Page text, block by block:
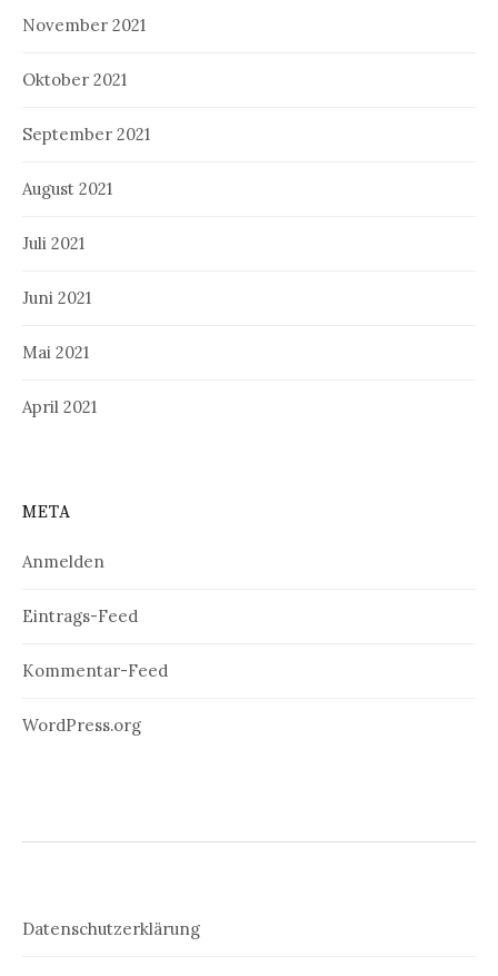
November 2021
Oktober 2021
September 2021
August 2021
Juli 2021
Juni 2021
Mai 2021
April 2021
META
Anmelden
Eintrags-Feed
Kommentar-Feed
WordPress.org
Datenschutzerklärung